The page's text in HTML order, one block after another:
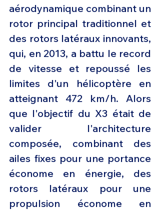
aérodynamique combinant un
rotor principal traditionnel et
des rotors latéraux innovants,
qui, en 2013, a battu le record
de vitesse et repoussé les
limites d'un hélicoptère en
atteignant 472 km/h. Alors
que l'objectif du X3 était de
valider l'architecture
composée, combinant des
ailes fixes pour une portance
économe en énergie, des
rotors latéraux pour une
propulsion économe en